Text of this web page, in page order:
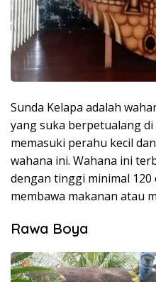
Sunda Kelapa adalah
yang suka berpetualang
memasuki perahu kecil
wahana ini. Wahana ini
dengan tinggi minimal 120
membawa makanan atau
Rawa Boya